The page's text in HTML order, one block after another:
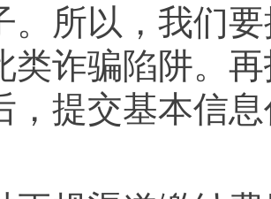
。所以，我们
类诈骗陷阱。
，提交基本信